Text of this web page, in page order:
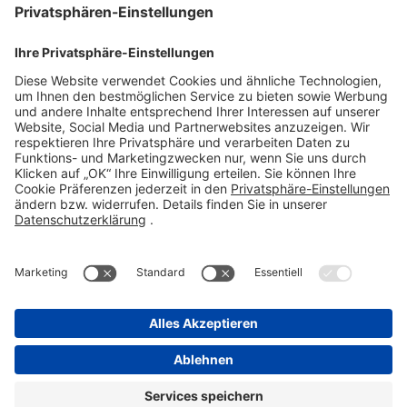
Stadastraße 2-18
61118 Bad Vilbel
Telefon 06101 603-0
Fax 06101 603-259
info@stada.de
Kontakt
Compliance Reporting Portal ⧉
FOLGEN SIE UNS